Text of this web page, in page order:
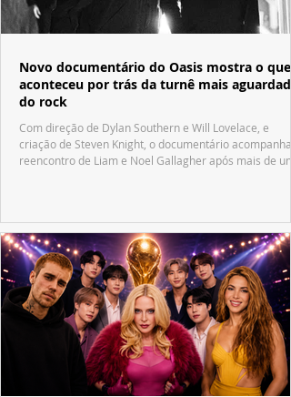
Novo documentário do Oasis mostra o que
aconteceu por trás da turnê mais aguardada
do rock
Com direção de Dylan Southern e Will Lovelace, e
criação de Steven Knight, o documentário acompanha
reencontro de Liam e Noel Gallagher após mais de